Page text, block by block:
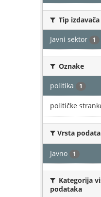
Tip izdavača
Javni sektor 1
Oznake
politika 1
političke
Vrsta
Javno 1
Kategorija
podataka